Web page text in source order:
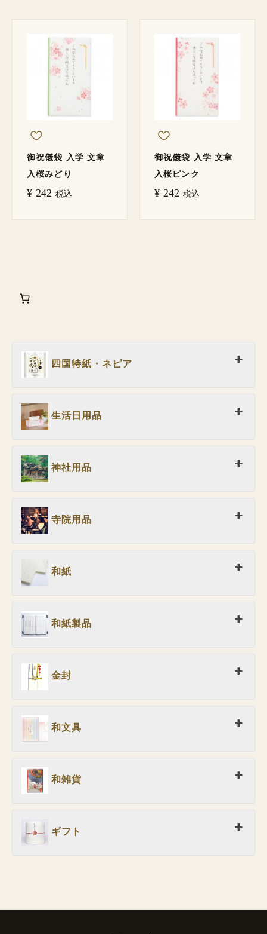
四国特紙・ネピア
生活日用品
神社用品
寺院用品
和紙
和紙製品
金封
和文具
和雑貨
ギフト
御祝儀袋 入学 文章
入桜みどり
¥ 242 税込
御祝儀袋 入学 文章
入桜ピンク
¥ 242 税込